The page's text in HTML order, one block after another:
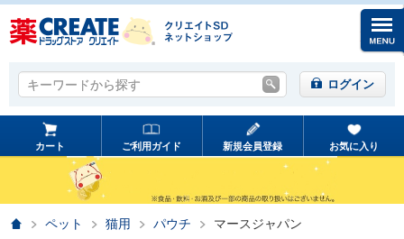
キーワードから探す
キーワードから探す ログイン
カート ご利用ガイド 新規会員登録 お気に入り
ホームペット 猫用 パウチ マースジャパン